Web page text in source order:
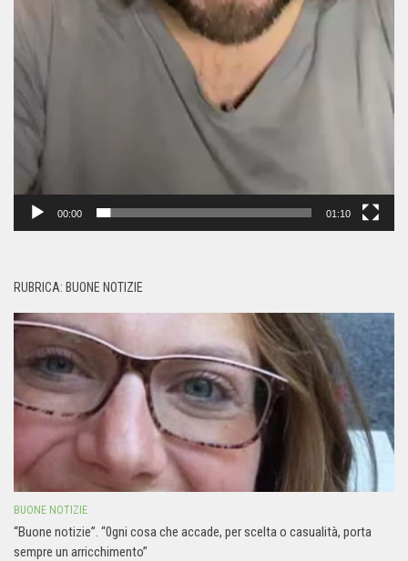
00:00 01:10
RUBRICA: BUONE NOTIZIE
BUONE NOTIZIE
“Buone notizie”. “0gni cosa che accade, per scelta o casualità, porta
sempre un arricchimento”